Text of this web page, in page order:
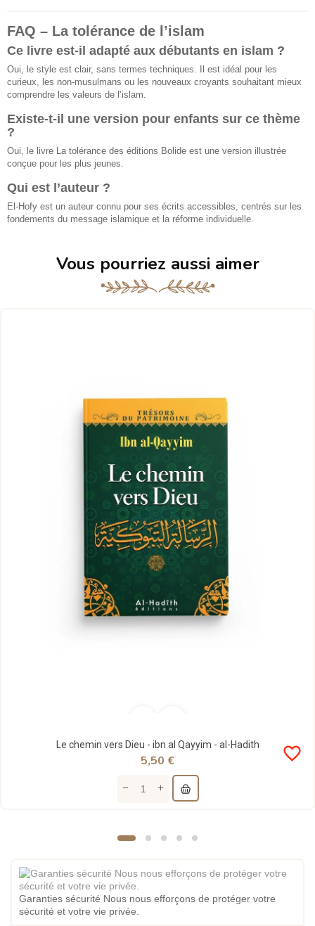
FAQ – La tolérance de l’islam
Ce livre est-il adapté aux débutants en islam ?
Oui, le style est clair, sans termes techniques. Il est idéal pour les
curieux, les non-musulmans ou les nouveaux croyants souhaitant mieux
comprendre les valeurs de l’islam.
Existe-t-il une version pour enfants sur ce thème
?
Oui, le livre La tolérance des éditions Bolide est une version illustrée
conçue pour les plus jeunes.
Qui est l’auteur ?
El-Hofy est un auteur connu pour ses écrits accessibles, centrés sur les
fondements du message islamique et la réforme individuelle.
Vous pourriez aussi aimer
Le chemin vers Dieu - ibn al Qayyim - al-Hadith favorite_border
5,50 €
Garanties sécurité Nous nous efforçons de protéger votre
sécurité et votre vie privée.